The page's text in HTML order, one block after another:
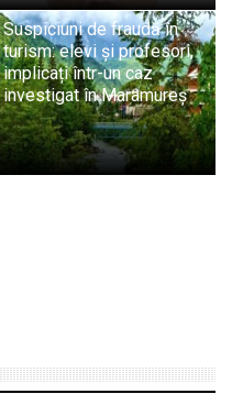
Suspiciuni de fraudă în
turism: elevi și profesori,
implicați într-un caz
investigat în Maramureș